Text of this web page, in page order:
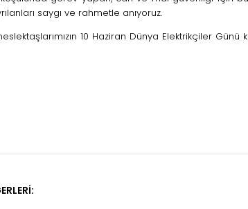
saygı ve rahmetle anıyoruz.
10 Haziran Dünya Elektrikçiler Günü